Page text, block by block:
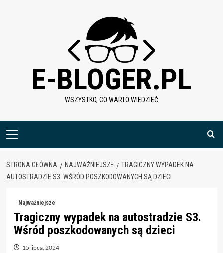
E-BLOGER.PL
WSZYSTKO, CO WARTO WIEDZIEĆ
Menu
STRONA GŁÓWNA NAJWAŻNIEJSZE
TRAGICZNY WYPADEK NA
AUTOSTRADZIE S3. WŚRÓD POSZKODOWANYCH SĄ DZIECI
Najważniejsze
Tragiczny wypadek na autostradzie S3.
Wśród poszkodowanych są dzieci
15 lipca, 2024